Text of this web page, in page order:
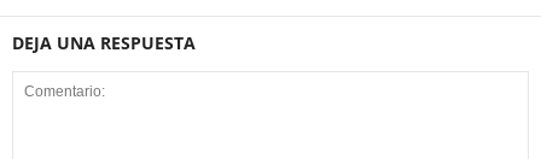
DEJA UNA RESPUESTA